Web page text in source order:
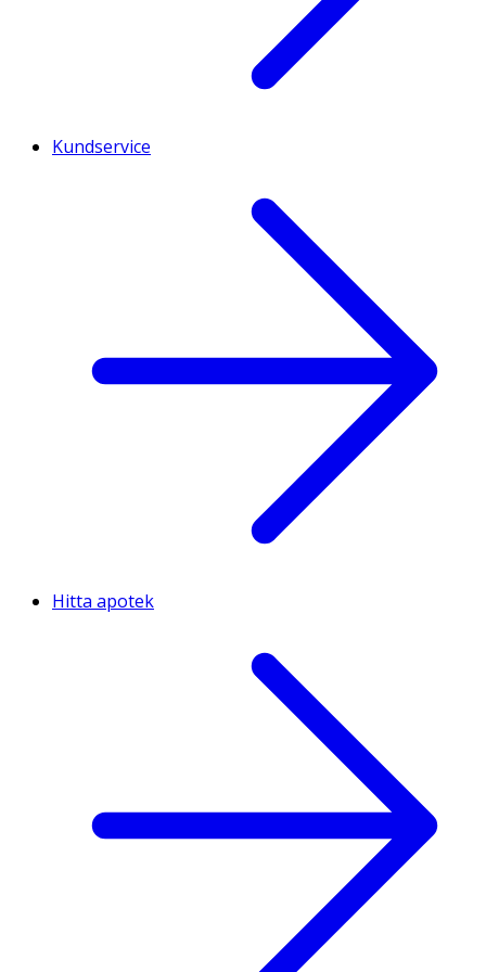
Kundservice
Hitta apotek